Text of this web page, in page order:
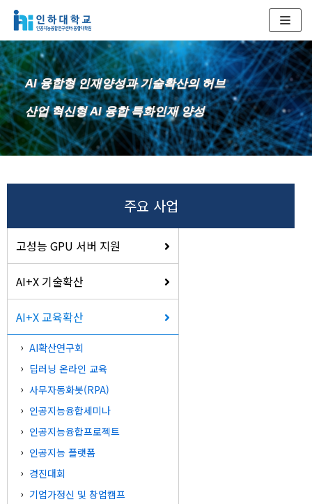
텐
츠
로
건
너
뛰
기
AI 융합형 인재양성과 기술확산의 허브
산업 혁신형 AI 융합 특화인재 양성
주요 사업
고성능 GPU 서버 지원
AI+X 기술확산
AI+X 교육확산
AI확산연구회
딥러닝 온라인 교육
사무자동화봇(RPA)
인공지능융합세미나
인공지능융합프로젝트
인공지능 플랫폼
경진대회
기업가정신 및 창업캠프